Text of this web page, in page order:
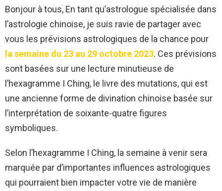
Bonjour à tous, En tant qu’astrologue spécialisée dans
l’astrologie chinoise, je suis ravie de partager avec
vous les prévisions astrologiques de la chance pour
la semaine du 23 au 29 octobre 2023. Ces prévisions
sont basées sur une lecture minutieuse de
l’hexagramme I Ching, le livre des mutations, qui est
une ancienne forme de divination chinoise basée sur
l’interprétation de soixante-quatre figures
symboliques.
Selon l’hexagramme I Ching, la semaine à venir sera
marquée par d’importantes influences astrologiques
qui pourraient bien impacter votre vie de manière